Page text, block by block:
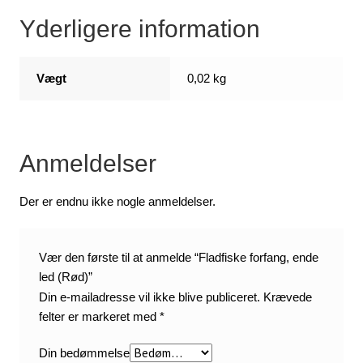
Yderligere information
Vægt 0,02 kg
Anmeldelser
Der er endnu ikke nogle anmeldelser.
Vær den første til at anmelde “Fladfiske forfang, ende
led (Rød)”
Din e-mailadresse vil ikke blive publiceret. Krævede
felter er markeret med*
Din bedømmelse